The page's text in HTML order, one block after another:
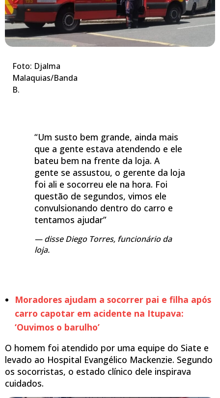
Foto: Djalma
Malaquias/Banda
B.
“Um susto bem grande, ainda mais
que a gente estava atendendo e ele
bateu bem na frente da loja. A
gente se assustou, o gerente da loja
foi ali e socorreu ele na hora. Foi
questão de segundos, vimos ele
convulsionando dentro do carro e
tentamos ajudar”
disse Diego Torres, funcionário da
loja.
Moradores ajudam a socorrer pai e filha após
carro capotar em acidente na Itupava:
‘Ouvimos o barulho’
O homem foi atendido por uma equipe do Siate e
levado ao Hospital Evangélico Mackenzie. Segundo
os socorristas, o estado clínico dele inspirava
cuidados.